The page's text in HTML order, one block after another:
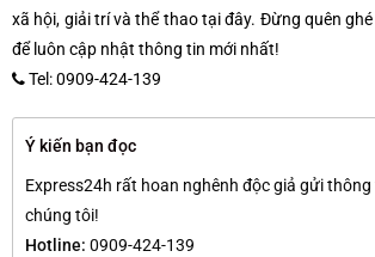
xã hội, giải trí và thể thao tại đây. Đừng quên
để luôn cập nhật thông tin mới nhất!
Tel: 0909-424-139
Ý kiến bạn đọc
Express24h rất hoan nghênh độc giả gửi
chúng tôi!
Hotline: 0909-424-139